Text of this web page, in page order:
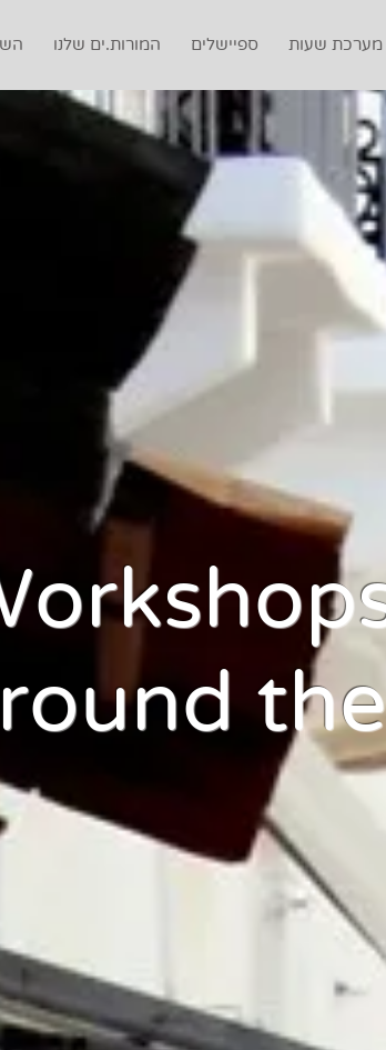
מערכת שעות ספיישלים המורות.ים שלנו